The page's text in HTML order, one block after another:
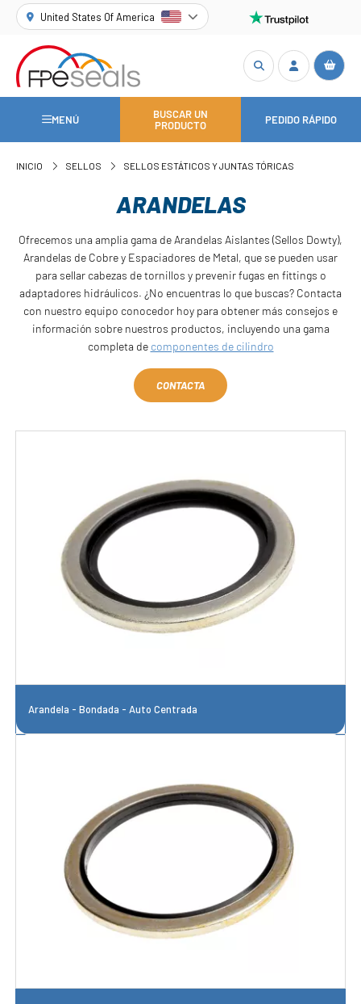
United States Of America
MENÚ
BUSCAR UN
PRODUCTO
PEDIDO RÁPIDO
INICIO SELLOS SELLOS ESTÁTICOS Y JUNTAS TÓRICAS
ARANDELAS
Ofrecemos una amplia gama de Arandelas Aislantes (Sellos Dowty),
Arandelas de Cobre y Espaciadores de Metal, que se pueden usar
para sellar cabezas de tornillos y prevenir fugas en fittings o
adaptadores hidráulicos. ¿No encuentras lo que buscas? Contacta
con nuestro equipo conocedor hoy para obtener más consejos e
información sobre nuestros productos, incluyendo una gama
completa de componentes de cilindro
CONTACTA
Arandela - Bondada - Auto Centrada